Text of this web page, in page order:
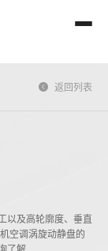
返回列表
以及高轮廓度、垂直
空调涡旋动静盘的